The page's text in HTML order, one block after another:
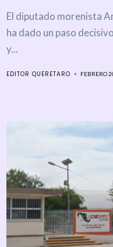
El diputado morenista
ha dado un paso
y...
EDITOR QUERETARO FEBRERO